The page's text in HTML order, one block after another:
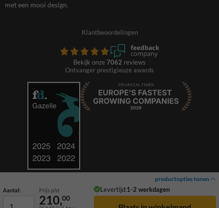
productopties tonen
Aantal: Prijs p/st Levertijd:1-2 werkdagen
210,00
met een mooi design.
Klantbeoordelingen
Bekijk onze 7062 reviews
Ontvanger prestigieuze awards